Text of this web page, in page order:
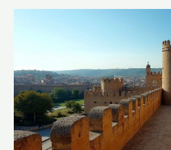
2h
de
Paris,
cette